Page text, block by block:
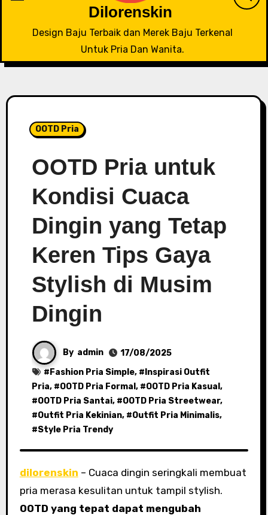
Dilorenskin
Design Baju Terbaik dan Merek Baju Terkenal
Untuk Pria Dan Wanita.
OOTD Pria
OOTD Pria untuk
Kondisi Cuaca
Dingin yang Tetap
Keren Tips Gaya
Stylish di Musim
Dingin
By admin
17/08/2025
# Fashion Pria Simple, # Inspirasi Outfit
Pria, #OOTD Pria Formal , #OOTD Pria Kasual ,
#OOTD Pria Santai, #OOTD Pria Streetwear,
#Outfit Pria Kekinian, #Outfit Pria Minimalis,
#Style Pria Trendy
dilorenskin – Cuaca dingin seringkali membuat
pria merasa kesulitan untuk tampil stylish.
OOTD yang tepat dapat mengubah